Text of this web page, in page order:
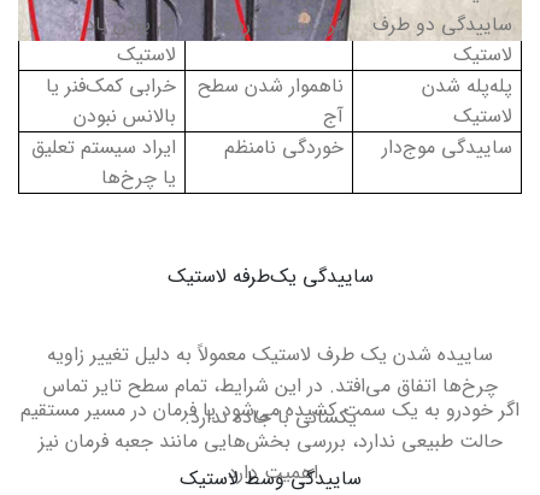
ساییدگی دو طرف
لاستیک
فرسایش کناره‌ها
کم بودن باد
لاستیک
پله‌پله شدن
لاستیک
ناهموار شدن سطح
آج
خرابی کمک‌فنر یا
بالانس نبودن
ساییدگی موج‌دار
خوردگی نامنظم
ایراد سیستم تعلیق
یا چرخ‌ها
ساییدگی یک‌طرفه لاستیک
ساییده شدن یک طرف لاستیک معمولاً به دلیل تغییر زاویه
چرخ‌ها اتفاق می‌افتد. در این شرایط، تمام سطح تایر تماس
یکسانی با جاده ندارد.
اگر خودرو به یک سمت کشیده می‌شود یا فرمان در مسیر مستقیم
حالت طبیعی ندارد، بررسی بخش‌هایی مانند جعبه فرمان نیز
اهمیت دارد.
ساییدگی وسط لاستیک